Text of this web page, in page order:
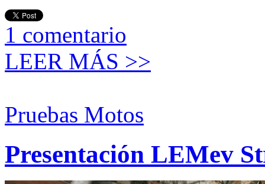
1 comentario
LEER MÁS >>
Pruebas Motos
Presentación LEMev